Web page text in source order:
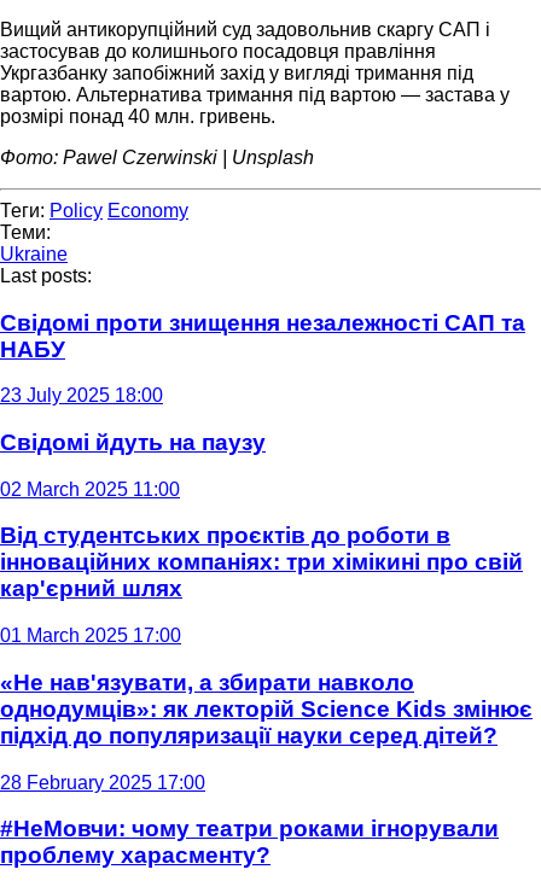
Вищий антикорупційний суд задовольнив скаргу САП і
застосував до колишнього посадовця правління
Укргазбанку запобіжний захід у вигляді тримання під
вартою. Альтернатива тримання під вартою — застава у
розмірі понад 40 млн. гривень.
Фото: Pawel Czerwinski | Unsplash
Теги: Policy Economy
Теми:
Ukraine
Last posts:
Свідомі проти знищення незалежності САП та
НАБУ
23 July 2025 18:00
Свідомі йдуть на паузу
02 March 2025 11:00
Від студентських проєктів до роботи в
інноваційних компаніях: три хімікині про свій
кар'єрний шлях
01 March 2025 17:00
«Не нав'язувати, а збирати навколо
однодумців»: як лекторій Science Kids змінює
підхід до популяризації науки серед дітей?
28 February 2025 17:00
#НеМовчи: чому театри роками ігнорували
проблему харасменту?